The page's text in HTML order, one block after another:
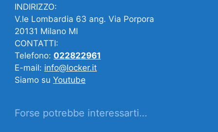
INDIRIZZO:
V.le Lombardia 63 ang. Via Porpora
20131 Milano MI
CONTATTI:
Telefono: 022822961
E-mail: info@locker.it
Siamo su Youtube
Forse potrebbe interessarti…